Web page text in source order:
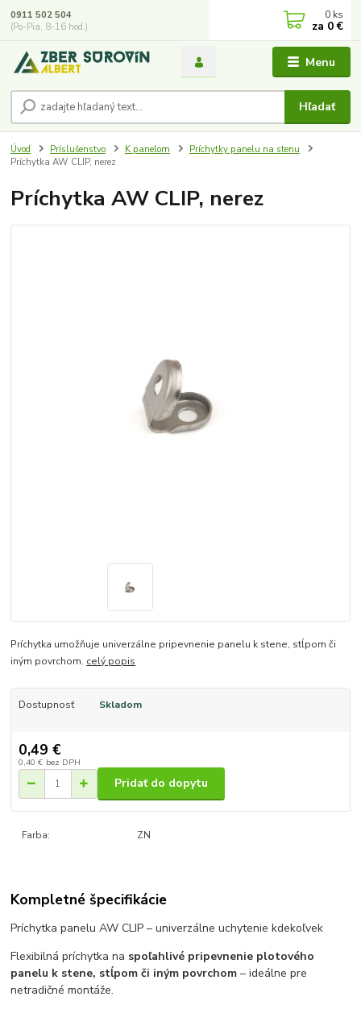
Menu
Hľadať
0911 502 504
(Po-Pia, 8-16 hod.)
0 ks
za 0 €
Úvod Príslušenstvo K panelom
Príchytky panelu na stenu
Príchytka AW CLIP, nerez
Príchytka AW CLIP, nerez
Príchytka umožňuje univerzálne pripevnenie panelu k stene, stĺpom či
iným povrchom. celý popis
Dostupnosť Skladom
0,49 €
0,40 € bez DPH
Pridať do dopytu
Farba: ZN
Kompletné špecifikácie
Príchytka panelu AW CLIP – univerzálne uchytenie kdekoľvek
Flexibilná príchytka na spoľahlivé pripevnenie plotového
panelu k stene, stĺpom či iným povrchom– ideálne pre
netradičné montáže.